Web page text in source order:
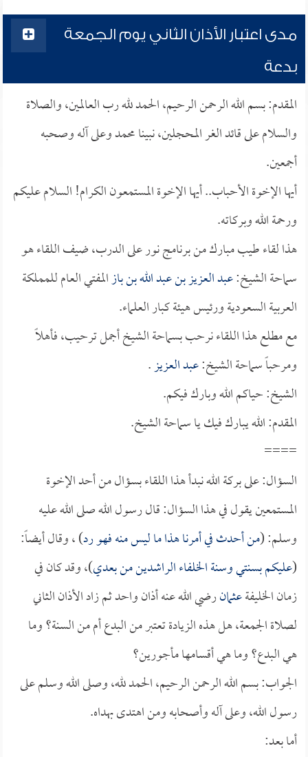
مدى اعتبار الأذان الثاني يوم الجمعة
بدعة
المقدم: بسم الله الرحمن الرحيم، الحمد لله رب العالمين، والصلاة
والسلام على قائد الغر المحجلين، نبينا محمد وعلى آله وصحبه
أجمعين.
أيها الإخوة الأحباب.. أيها الإخوة المستمعون الكرام! السلام عليكم
ورحمة الله وبركاته.
هذا لقاء طيب مبارك من برنامج نور على الدرب، ضيف اللقاء هو
سماحة الشيخ:عبد العزيز بن عبد الله بن بازالمفتي العام للمملكة
العربية السعودية ورئيس هيئة كبار العلماء.
مع مطلع هذا اللقاء نرحب بسماحة الشيخ أجمل ترحيب، فأهلاً
ومرحباً سماحة الشيخ:عبد العزيز.
الشيخ: حياكم الله وبارك فيكم.
المقدم: الله يبارك فيك يا سماحة الشيخ.
====
السؤال: على بركة الله نبدأ هذا اللقاء بسؤال من أحد الإخوة
المستمعين يقول في هذا السؤال: قال رسول الله صلى الله عليه
وسلم: (من أحدث في أمرنا هذا ما ليس منه فهو رد) ، وقال أيضاً:
(عليكم بسنتي وسنة الخلفاء الراشدين من بعدي)، وقد كان في
زمان الخليفةعثمانرضي الله عنه أذان واحد ثم زاد الأذان الثاني
لصلاة الجمعة، هل هذه الزيادة تعتبر من البدع أم من السنة؟ وما
هي البدع؟ وما هي أقسامها مأجورين؟
الجواب: بسم الله الرحمن الرحيم، الحمد لله، وصلى الله وسلم على
رسول الله، وعلى آله وأصحابه ومن اهتدى بهداه.
أما بعد: